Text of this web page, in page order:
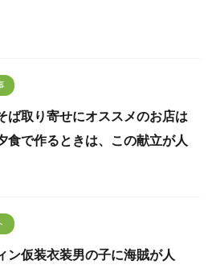
ば取り寄せにオススメのお店は
食で作るときは、この献立が人
ン仮装衣装男の子に海賊が人